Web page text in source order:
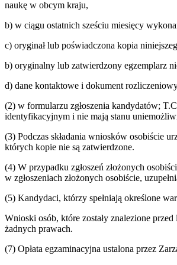
naukę w obcym kraju,
b) w ciągu ostatnich sześciu miesięcy
c) oryginał lub poświadczona kopia
b) oryginalny lub zatwierdzony egzemplarz
d) dane kontaktowe i dokument
(2) w formularzu zgłoszenia kandydatów;
identyfikacyjnym i nie mają stanu
(3) Podczas składania wniosków osobiście
których kopie nie są zatwierdzone.
(4) W przypadku zgłoszeń złożonych
w zgłoszeniach złożonych osobiście,
(5) Kandydaci, którzy spełniają określone
Wnioski osób, które zostały znalezione
żadnych prawach.
(7) Opłata egzaminacyjna ustalona przez